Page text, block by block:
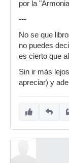
por la
---
No se que
no puedes
es cierto que
Sin ir más
apreciar) y